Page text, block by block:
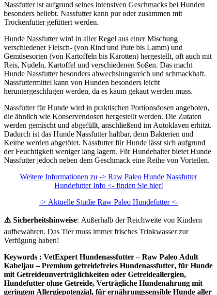
Nassfutter ist aufgrund seines intensiven Geschmacks bei Hunden
besonders beliebt. Nassfutter kann pur oder zusammen mit
Trockenfutter gefüttert werden.
Hunde Nassfutter wird in aller Regel aus einer Mischung
verschiedener Fleisch- (von Rind und Pute bis Lamm) und
Gemüsesorten (von Kartoffeln bis Karotten) hergestellt, oft auch mit
Reis, Nudeln, Kartoffel und verschiedenen Soßen. Das macht
Hunde Nassfutter besonders abwechslungsreich und schmackhaft.
Nassfuttermittel kann von Hunden besonders leicht
heruntergeschlugen werden, da es kaum gekaut werden muss.
Nassfutter für Hunde wird in praktischen Portionsdosen angeboten,
die ähnlich wie Konservendosen hergestellt werden. Die Zutaten
werden gemischt und abgefüllt, anschließend im Autoklaven erhitzt.
Dadurch ist das Hunde Nassfutter haltbar, denn Bakterien und
Keime werden abgetötet. Nassfutter für Hunde lässt sich aufgrund
der Feuchtigkeit weniger lang lagern. Für Hundehalter bietet Hunde
Nassfutter jedoch neben dem Geschmack eine Reihe von Vorteilen.
Weitere Informationen zu -> Raw Paleo Hunde Nassfutter
Hundefutter Info<- finden Sie hier!
-> Aktuelle Studie Raw Paleo Hundefutter <-
⚠️ Sicherheitshinweise: Außerhalb der Reichweite von Kindern
aufbewahren. Das Tier muss immer frisches Trinkwasser zur
Verfügung haben!
Keywords : VetExpert Hundenassfutter – Raw Paleo Adult
Kabeljau–Premium getreidefreies Hundenassfutter, für Hunde
mit Getreideunverträglichkeiten oder Getreideallergien,
Hundefutter ohne Getreide, Verträgliche Hundenahrung mit
geringem Allergiepotenzial, für ernährungssensible Hunde aller